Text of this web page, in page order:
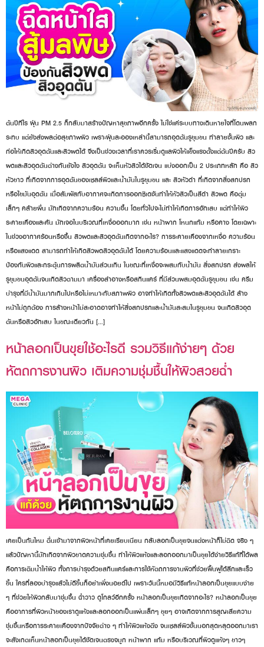
ต้นปีทีไร ฝุ่น PM 2.5 ก็กลับมาสร้างปัญหาสุขภาพอีกครั้ง ไม่ใช่แค่ระบบทางเดินหายใจที่โดนผลก
ระทบ แต่ยังส่งผลต่อสุขภาพผิว เพราะฝุ่นละอองเหล่านี้สามารถอุดตันรูขุมขน ทำลายชั้นผิว และ
ก่อให้เกิดสิวอุดตันและสิวผดได้ จึงเป็นช่วงเวลาที่เราควรเริ่มดูแลผิวให้แข็งแรงตั้งแต่ต้นปีครับ สิว
ผดและสิวอุดตันต่างกันยังไง สิวอุดตัน จะเห็นหัวสิวได้ชัดเจน แบ่งออกเป็น 2 ประเภทหลัก คือ สิว
หัวขาว ที่เกิดจากการอุดตันของเซลล์ผิวและน้ำมันในรูขุมขน และ สิวหัวดำ ที่เกิดจากสิ่งสกปรก
หรือไขมันอุดตัน เมื่อสัมผัสกับอากาศจะเกิดการออกซิเดชันทำให้หัวสิวเป็นสีดำ สิวผด คือตุ่ม
เล็กๆ คล้ายผื่น มักเกิดจากความร้อน ความชื้น โดยทั่วไปจะไม่ทำให้เกิดการอักเสบ แต่ทำให้ผิว
ระคายเคืองและคัน มักเจอในบริเวณที่เหงื่อออกมาก เช่น หน้าผาก โหนกแก้ม หรือคาง โดยเฉพาะ
ในช่วงอากาศร้อนหรือชื้น สิวผดและสิวอุดตันเกิดจากอะไร? การระคายเคืองจากเหงื่อ ความร้อน
หรือแสงแดด สามารถทำให้เกิดสิวผดสิวอุดตันได้ โดยความร้อนและแสงแดดจะทำลายเกราะ
ป้องกันผิวและกระตุ้นการผลิตน้ำมันส่วนเกิน ในขณะที่เหงื่อจะผสมกับน้ำมัน สิ่งสกปรก ส่งผลให้
รูขุมขนอุดตันจนเกิดสิวตามมา เครื่องสำอางหรือสกินแคร์ ที่มีส่วนผสมอุดตันรูขุมขน เช่น ครีม
บำรุงที่มีน้ำมันมากเกินไปหรือไม่เหมาะกับสภาพผิว อาจทำให้เกิดทั้งสิวผดและสิวอุดตันได้ ล้าง
หน้าไม่ถูกต้อง การล้างหน้าไม่สะอาดอาจทำให้สิ่งสกปรกและน้ำมันสะสมในรูขุมขน จนเกิดสิวอุด
ตันหรือสิวอักเสบ ในขณะเดียวกัน […]
หน้าลอกเป็นขุยใช้อะไรดี รวมวิธีแก้ง่ายๆ ด้วย
หัตถการงานผิว เติมความชุ่มชื้นให้ผิวสวยฉ่ำ
เคยเป็นกันไหม ตื่นเช้ามาจากผิวหน้าที่เคยเรียบเนียน กลับลอกเป็นขุยจนแต่งหน้าก็ไม่ติด จริง ๆ
แล้วปัญหานี้มักเกิดจากผิวขาดความชุ่มชื้น ทำให้ผิวแห้งและลอกออกมาเป็นขุยได้ง่ายวิธีแก้ที่ได้ผล
คือการเติมน้ำให้ผิว ทั้งการบำรุงด้วยสกินแคร์และการใช้หัตถการงานผิวที่ช่วยฟื้นฟูได้ลึกและเร็ว
ขึ้น ใครที่ลองบำรุงแล้วไม่ดีขึ้นก็อย่าเพิ่งนอยด์ไป เพราะวันนี้หมอมีวิธีแก้หน้าลอกเป็นขุยแบบง่าย
ๆ ที่ช่วยให้ผิวกลับมาชุ่มชื้น ฉ่ำวาว ดูโกลว์อีกครั้ง หน้าลอกเป็นขุยเกิดจากอะไร? หน้าลอกเป็นขุย
คืออาการที่ผิวหน้าของเราดูแห้งและลอกออกเป็นแผ่นเล็กๆ ขุยๆ อาจเกิดจากการสูญเสียความ
ชุ่มชื้นหรือการระคายเคืองจากปัจจัยต่าง ๆ ทำให้ผิวแห้งตึง จนเซลล์ผิวชั้นนอกสุดหลุดออกมาเรา
จะสังเกตเห็นหน้าลอกเป็นขุยได้ชัดเจนตรงจมูก หน้าผาก แก้ม หรือบริเวณที่ผิวดูแห้งๆ ขาวๆ